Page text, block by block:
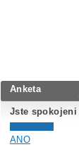
Anketa
Jste
ANO